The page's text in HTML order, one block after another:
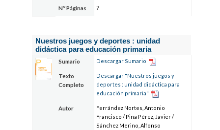
Nº Páginas 7
Nuestros juegos y deportes : unidad
didáctica para educación primaria
Sumario Descargar Sumario
Texto
Completo
Descargar "Nuestros juegos y
deportes : unidad didáctica para
educación primaria"
Autor
Ferrández Nortes, Antonio
Francisco / Pina Pérez, Javier /
Sánchez Merino, Alfonso